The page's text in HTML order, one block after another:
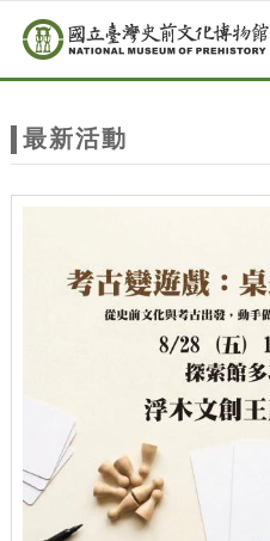
站
主
跳到主要內容
網站導覽
最新活動